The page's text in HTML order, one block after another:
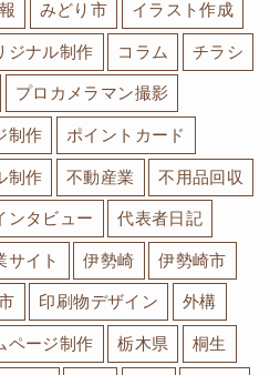
みどり市 イラスト作成
ジナル制作 コラム チラシ
プロカメラマン撮影
制作 ポイントカード
制作 不動産業 不用品回収
ンタビュー 代表者日記
サイト 伊勢崎 伊勢崎市
印刷物デザイン 外構
ページ制作 栃木県 桐生